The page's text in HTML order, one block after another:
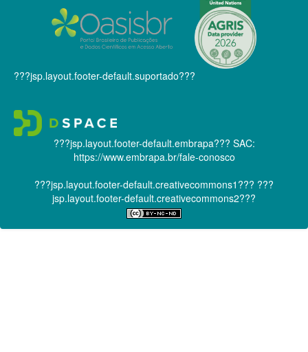
???jsp.layout.footer-default.suportado???
???jsp.layout.footer-default.embrapa??? SAC:
https://www.embrapa.br/fale-conosco
???jsp.layout.footer-default.creativecommons1??? ???
jsp.layout.footer-default.creativecommons2???